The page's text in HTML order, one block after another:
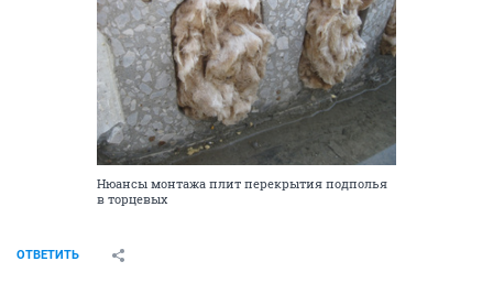
Нюансы монтажа плит перекрытия подполья
в торцевых
ОТВЕТИТЬ